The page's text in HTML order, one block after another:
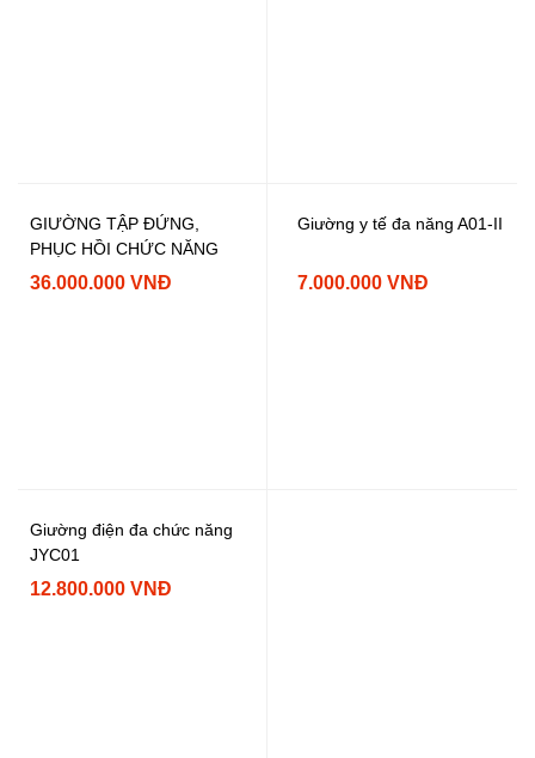
GIƯỜNG TẬP ĐỨNG,
PHỤC HỒI CHỨC NĂNG
36.000.000 VNĐ
Giường y tế đa năng A01-II
7.000.000 VNĐ
Giường điện đa chức năng
JYC01
12.800.000 VNĐ